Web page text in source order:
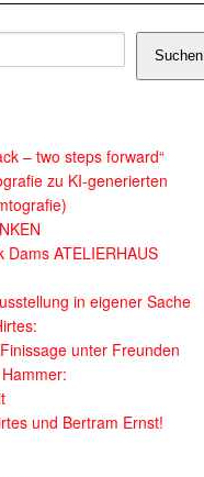
Suchen
– two steps forward“
zu KI-generierten
Dams ATELIERHAUS
in eigener Sache
unter Freunden
und Bertram Ernst!